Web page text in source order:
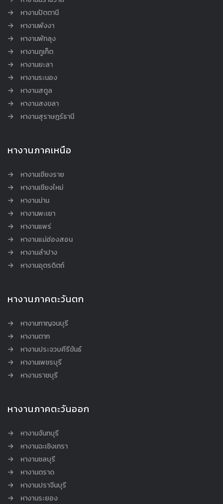
หางานปัตตานี
หางานพังงา
หางานพัทลุง
หางานภูเก็ต
หางานยะลา
หางานระนอง
หางานสตูล
หางานสงขลา
หางานสุราษฎร์ธานี
หางานภาคเหนือ
หางานเชียงราย
หางานเชียงใหม่
หางานน่าน
หางานพะเยา
หางานแพร่
หางานแม่ฮ่องสอน
หางานลำปาง
หางานอุตรดิตถ์
หางานภาคตะวันตก
หางานกาญจนบุรี
หางานตาก
หางานประจวบคีรีขันธ์
หางานเพชรบุรี
หางานราชบุรี
หางานภาคตะวันออก
หางานจันทบุรี
หางานฉะเชิงเทรา
หางานชลบุรี
หางานตราด
หางานปราจีนบุรี
หางานระยอง